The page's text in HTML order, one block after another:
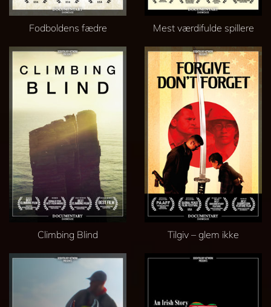
Fodboldens fædre Mest værdifulde spillere
Climbing Blind Tilgiv – glem ikke